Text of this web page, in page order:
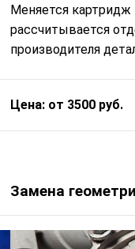
Меняется картридж
рассчитывается
производителя
Цена: от 3500 руб.
Замена